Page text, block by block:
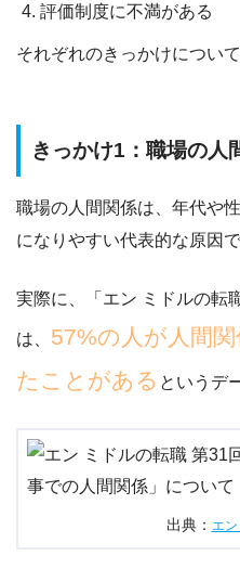
評価制度に不満がある
それぞれのきっかけについ
きっかけ1：職場の人
職場の人間関係は、年代や
になりやすい代表的な原因で
実際に、「エン ミドルの転
は、 57%の人が人間
たことがある というデ
出典： エ